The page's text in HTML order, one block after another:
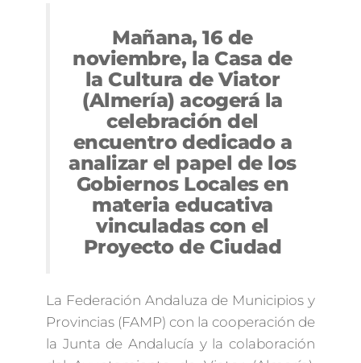
Mañana, 16 de
noviembre, la Casa de
la Cultura de Viator
(Almería) acogerá la
celebración del
encuentro dedicado a
analizar el papel de los
Gobiernos Locales en
materia educativa
vinculadas con el
Proyecto de Ciudad
La Federación Andaluza de Municipios y
Provincias (FAMP) con la cooperación de
la Junta de Andalucía y la colaboración